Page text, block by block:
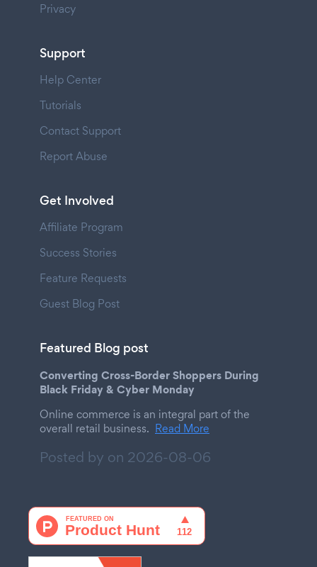
Privacy
Support
Help Center
Tutorials
Contact Support
Report Abuse
Get Involved
Affiliate Program
Success Stories
Feature Requests
Guest Blog Post
Featured Blog post
Converting Cross-Border Shoppers During
Black Friday & Cyber Monday
Online commerce is an integral part of the
overall retail business. Read More
Posted by on 2026-08-06